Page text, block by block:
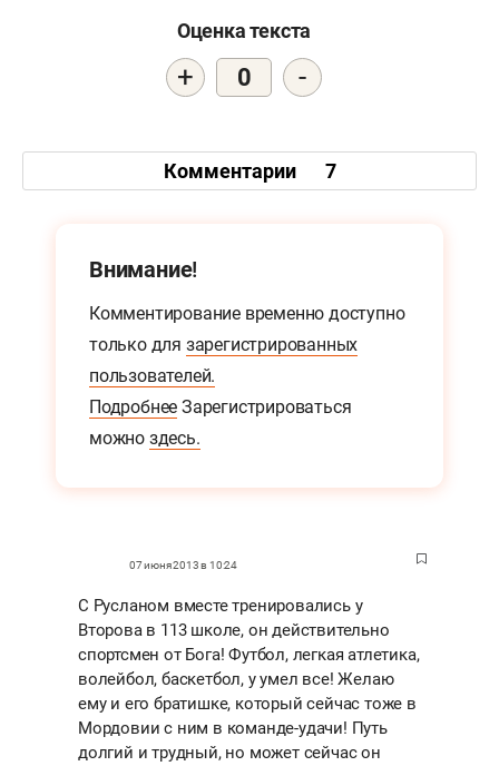
Оценка текста
+ 0 -
Комментарии 7
Внимание!
Комментирование временно доступно
только для зарегистрированных
пользователей.
Подробнее Зарегистрироваться
можно здесь.
07 июня 2013 в 10:24
С Русланом вместе тренировались у
Второва в 113 школе, он действительно
спортсмен от Бога! Футбол, легкая атлетика,
волейбол, баскетбол, у умел все! Желаю
ему и его братишке, который сейчас тоже в
Мордовии с ним в команде-удачи! Путь
долгий и трудный, но может сейчас он